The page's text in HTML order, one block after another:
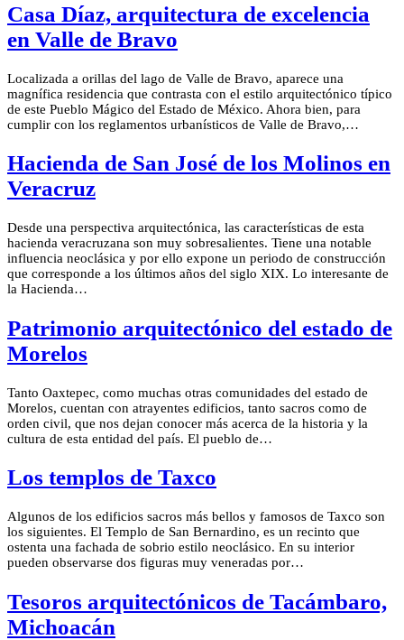
Casa Díaz, arquitectura de excelencia
en Valle de Bravo
Localizada a orillas del lago de Valle de Bravo, aparece una
magnífica residencia que contrasta con el estilo arquitectónico típico
de este Pueblo Mágico del Estado de México. Ahora bien, para
cumplir con los reglamentos urbanísticos de Valle de Bravo,…
Hacienda de San José de los Molinos en
Veracruz
Desde una perspectiva arquitectónica, las características de esta
hacienda veracruzana son muy sobresalientes. Tiene una notable
influencia neoclásica y por ello expone un periodo de construcción
que corresponde a los últimos años del siglo XIX. Lo interesante de
la Hacienda…
Patrimonio arquitectónico del estado de
Morelos
Tanto Oaxtepec, como muchas otras comunidades del estado de
Morelos, cuentan con atrayentes edificios, tanto sacros como de
orden civil, que nos dejan conocer más acerca de la historia y la
cultura de esta entidad del país. El pueblo de…
Los templos de Taxco
Algunos de los edificios sacros más bellos y famosos de Taxco son
los siguientes. El Templo de San Bernardino, es un recinto que
ostenta una fachada de sobrio estilo neoclásico. En su interior
pueden observarse dos figuras muy veneradas por…
Tesoros arquitectónicos de Tacámbaro,
Michoacán